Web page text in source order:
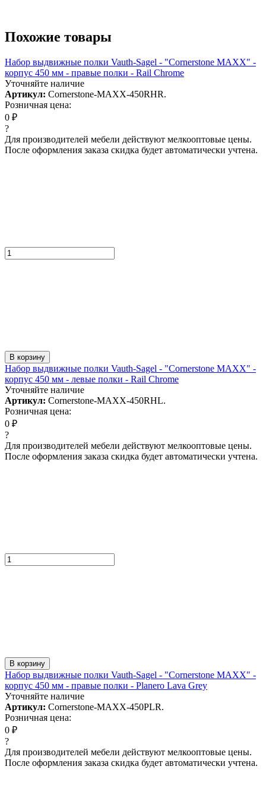
Похожие товары
Набор выдвижные полки Vauth-Sagel - "Cornerstone MAXX" -
корпус 450 мм - правые полки - Rail Chrome
Уточняйте наличие
Артикул: Cornerstone-MAXX-450RHR.
Розничная цена:
0 ₽
?
Для производителей мебели действуют мелкооптовые цены.
После оформления заказа скидка будет автоматически учтена.
В корзину
Набор выдвижные полки Vauth-Sagel - "Cornerstone MAXX" -
корпус 450 мм - левые полки - Rail Chrome
Уточняйте наличие
Артикул: Cornerstone-MAXX-450RHL.
Розничная цена:
0 ₽
?
Для производителей мебели действуют мелкооптовые цены.
После оформления заказа скидка будет автоматически учтена.
В корзину
Набор выдвижные полки Vauth-Sagel - "Cornerstone MAXX" -
корпус 450 мм - правые полки - Planero Lava Grey
Уточняйте наличие
Артикул: Cornerstone-MAXX-450PLR.
Розничная цена:
0 ₽
?
Для производителей мебели действуют мелкооптовые цены.
После оформления заказа скидка будет автоматически учтена.